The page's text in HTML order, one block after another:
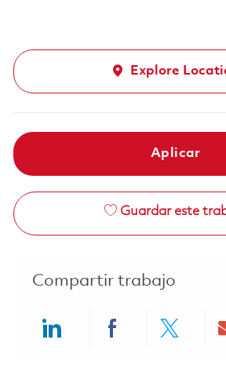
Explore
Aplicar
Guardar este
Compartir trabajo